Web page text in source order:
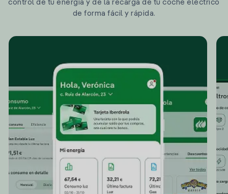
control de tu energía y de la recarga de tu coche eléctrico
de forma fácil y rápida.